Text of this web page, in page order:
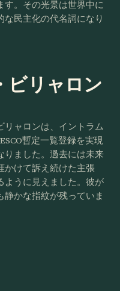
す。その光景は世界中に
民主化の代名詞になり
ビリャロン
リャロンは、イントラム
暫定一覧登録を実現
りました。過去には未来
かけて訴え続けた主張
ように見えました。彼が
かな指紋が残っていま